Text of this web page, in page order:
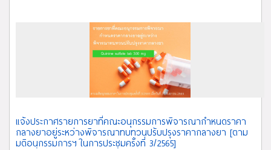
พัฒนาบัญชียาหลักแห่งชาติด้านสมุนไพร เรื่อง คู่มือการใช้ยาในบัญชียาหลักแห่ง
ชาติด้านสมุนไพร ทั้งนี้ ประกาศดังกล่าวจะมีผลบังคับใข้ตั้งแต่วันถัดจากวันประกาศ
ในราชกิจจานุเบกษา (มีผลบังคับใช้ตั้งแต่วันที่ 29 กันยายน 2565) นั้น บัดนี้
ประกาศคณะกรรมการพัฒนาระบบยาแห่งชาติ เรื่อง บัญชียาหลักแห่งชาติด้าน
สมุนไพร (ฉบับที่ 2) พ.ศ. 2565 ฉบับดังกล่าวได้ประกาศในราชกิจจานุเบกษา เล่ม
139 ตอนพิเศษ 231 ง หน้า 4 เมื่อวันที่ 28 กันยายน 2565 จึงขอเชิญผู้เกี่ยวข้อง
และผู้สนใจศึกษารายละเอียด และ download เอกสารที่เกี่ยวข้อง ได้ทาง link ด้าน
ล่างนี้ จึงประกาศให้ทราบโดยทั่วกัน
แจ้งประกาศรายการยาที่คณะอนุกรรมการพิจารณากำหนดราคา
กลางยาอยู่ระหว่างพิจารณาทบทวนปรับปรุงราคากลางยา [ตาม
มติอนุกรรมการฯ ในการประชุมครั้งที่ 3/2565]